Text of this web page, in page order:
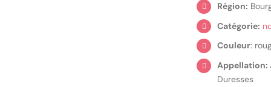
Région:
Catégorie:
Couleur:
Appellation:
Duresses